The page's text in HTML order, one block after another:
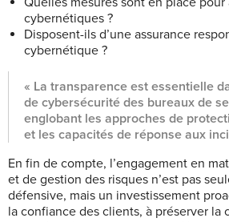
cybernétiques ?
Disposent-ils d’une assurance
cybernétique ?
« La transparence est essentielle
de cybersécurité des bureaux de
englobant les approches de
et les capacités de réponse aux
En fin de compte, l’engagement en
et de gestion des risques n’est pas
défensive, mais un investissement
la confiance des clients, à préserver la